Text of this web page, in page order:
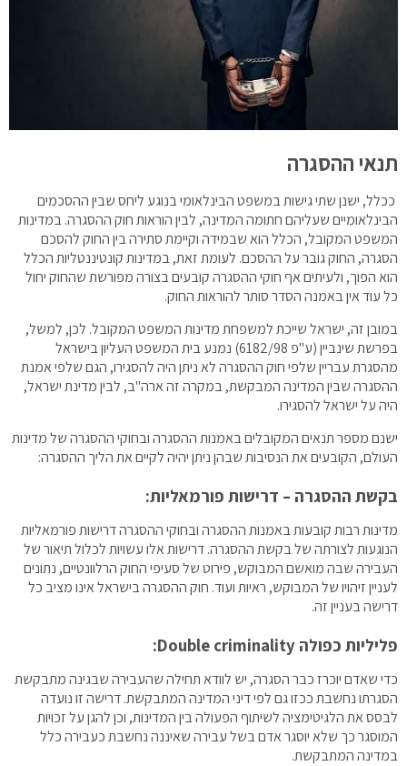
תנאי ההסגרה
ככלל, ישנן שתי גישות במשפט הבינלאומי בנוגע ליחס שבין ההסכמים
הבינלאומיים שעליהם חתומה המדינה, לבין הוראות חוק ההסגרה. במדינות
המשפט המקובל, הכלל הוא שבמידה וקיימת סתירה בין החוק להסכם
הסגרה, החוק גובר על ההסכם. לעומת זאת, במדינות קונטיננטליות הכלל
הוא הפוך, ולעיתים אף חוקי ההסגרה קובעים בצורה מפורשת שהחוק יחול
כל עוד אין באמנה הסדר סותר להוראות החוק.
במובן זה, ישראל שייכת למשפחת מדינות המשפט המקובל. לכן, למשל,
בפרשת שינביין (ע"פ 6182/98) נמנע בית המשפט העליון בישראל
מהסגרת עבריין שלפי חוק ההסגרה לא ניתן היה להסגירו, הגם שלפי אמנת
ההסגרה שבין המדינה המבקשת, במקרה זה ארה"ב, לבין מדינת ישראל,
היה על ישראל להסגירו.
ישנם מספר תנאים המקובלים באמנות ההסגרה ובחוקי ההסגרה של מדינות
העולם, הקובעים את הנסיבות שבהן ניתן יהיה לקיים את הליך ההסגרה:
בקשת ההסגרה – דרישות פורמאליות:
מדינות רבות קובעות באמנות ההסגרה ובחוקי ההסגרה דרישות פורמאליות
הנוגעות לצורתה של בקשת ההסגרה. דרישות אלו עשויות לכלול תיאור של
העבירה שבה מואשם המבוקש, פירוט של סעיפי החוק הרלוונטיים, נתונים
לעניין זיהויו של המבוקש, ראיות ועוד. חוק ההסגרה בישראל אינו מציב כל
דרישה בעניין זה.
פליליות כפולה Double criminality:
כדי שאדם יוכרז כבר הסגרה, יש לוודא תחילה שהעבירה שבגינה מתבקשת
הסגרתו נחשבת ככזו גם לפי דיני המדינה המתבקשת. דרישה זו נועדה
לבסס את הלגיטימציה לשיתוף הפעולה בין המדינות, וכן להגן על זכויות
המוסגר כך שלא יוסגר אדם בשל עבירה שאיננה נחשבת כעבירה כלל
במדינה המתבקשת.